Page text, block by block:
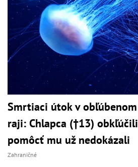
Smrtiaci útok v
raji: Chlapca (†13)
pomôcť mu už nedokázali
Zahraničné